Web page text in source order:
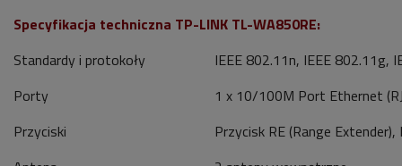
Specyfikacja techniczna TP-LINK TL-WA850RE:
Standardy i protokoły
IEEE 802.11n, IEEE 802.11g,
Porty
1 x 10/100M Port Ethernet
Przyciski
Przycisk RE (Range